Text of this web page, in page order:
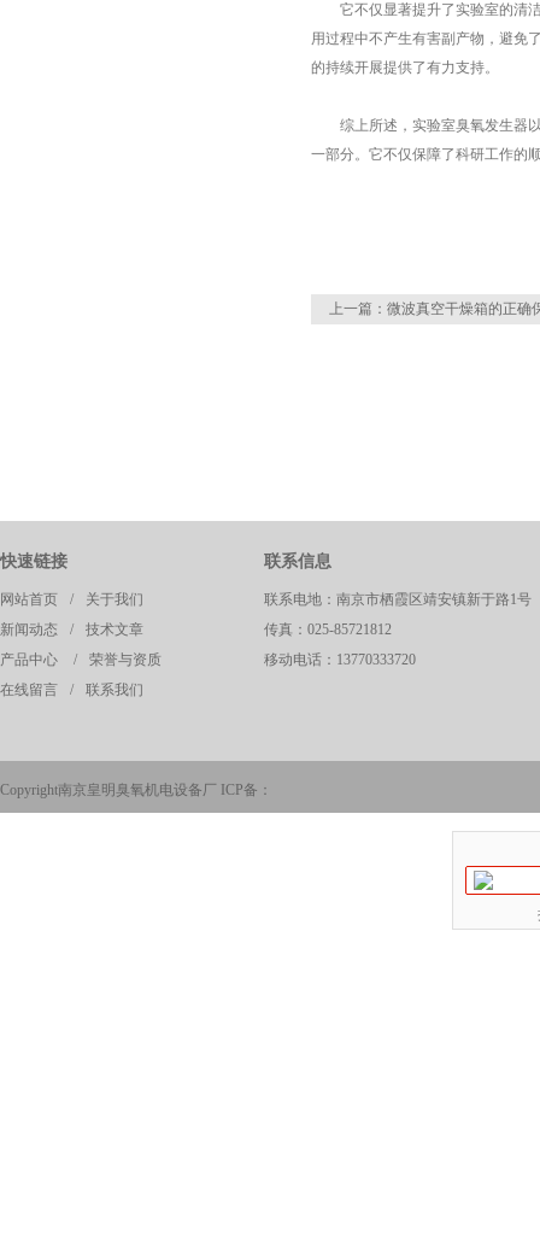
它不仅显著提升了实验室的清洁
用过程中不产生有害副产物，避免
的持续开展提供了有力支持。
综上所述，实验室臭氧发生器以
一部分。它不仅保障了科研工作的
上一篇： 微波真空干燥箱的正确
快速链接
网站首页 /
关于我们
新闻动态
/
技术文章
产品中心
/
荣誉与资质
在线留言
/ 联系我们
联系信息
联系电地：南京市栖霞区靖安镇新于路1号
传真：025-85721812
移动电话：13770333720
Copyright南京皇明臭氧机电设备厂 ICP备：